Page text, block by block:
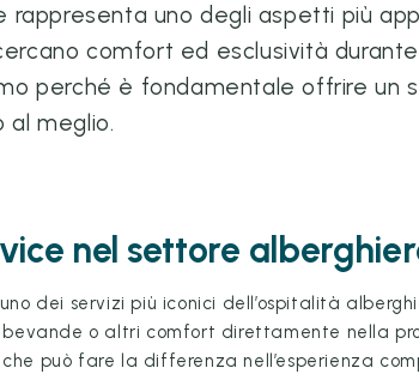
rappresenta uno degli aspetti più
comfort ed esclusività
perché è fondamentale offrire un
al meglio.
nel settore
dei servizi più iconici dell’ospitalità
o altri comfort direttamente nella
può fare la differenza nell’esperienza